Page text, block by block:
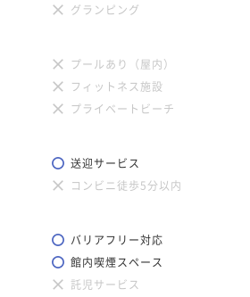
グランピング
プールあり（屋内）
フィットネス施設
プライベートビーチ
送迎サービス
コンビニ徒歩5分以内
バリアフリー対応
館内喫煙スペース
託児サービス